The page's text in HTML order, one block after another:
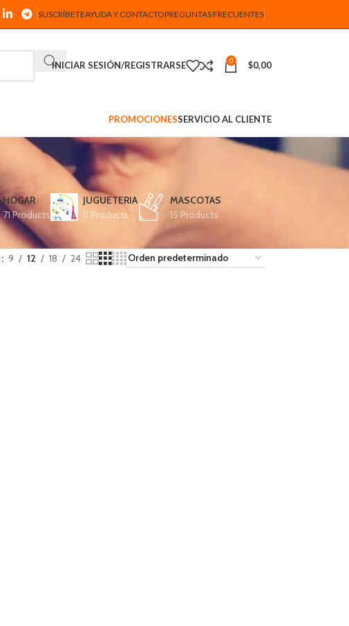
SUSCRÍBETEAYUDA Y CONTACTOPREGUNTAS FRECUENTES
INICIAR SESIÓN/REGISTRARSE 0 $0,00
PROMOCIONESSERVICIO AL CLIENTE
HOGAR
71 Products
JUGUETERIA
11 Products
MASCOTAS
15 Products
9 12 18 24